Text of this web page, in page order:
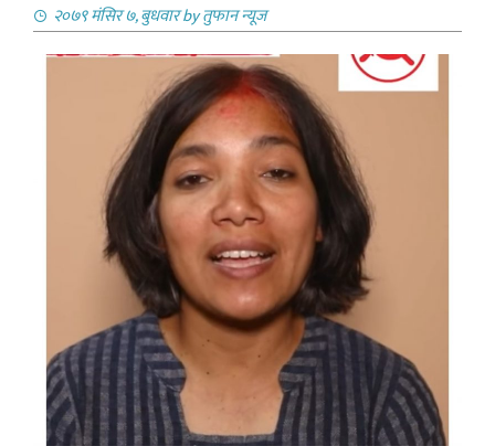
२०७९ मंसिर ७, बुधवारbyतुफान न्यूज